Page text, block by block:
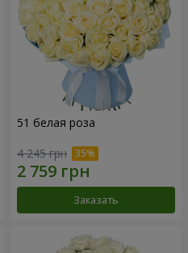
51 белая роза
4 245 грн
Заказать